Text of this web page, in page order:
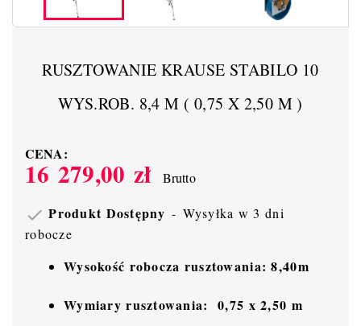
RUSZTOWANIE KRAUSE STABILO 10
WYS.ROB. 8,4 M ( 0,75 X 2,50 M )
CENA:
16 279,00 zł Brutto
 Produkt Dostępny
Wysyłka w 3 dni
robocze
Wysokość robocza rusztowania: 8,40m
Wymiary rusztowania: 0,75 x 2,50 m